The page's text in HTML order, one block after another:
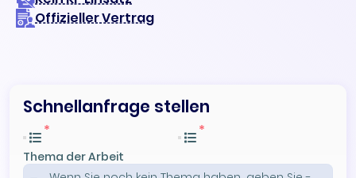
Offizieller Vertrag
Schnellanfrage stellen
Thema der Arbeit